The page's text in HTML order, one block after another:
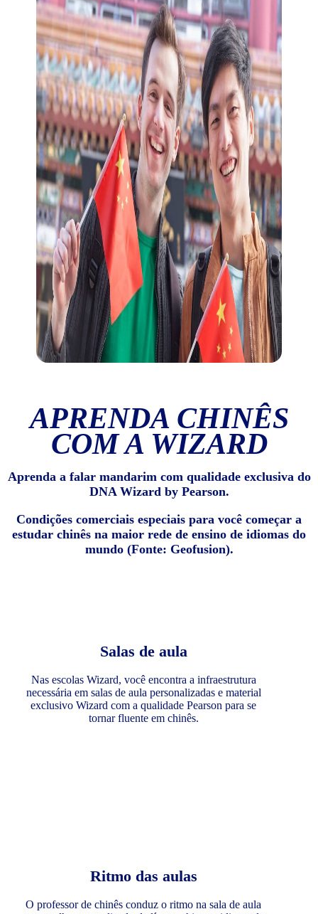
APRENDA CHINÊS
COM A WIZARD
Aprenda a falar mandarim com qualidade exclusiva do
DNA Wizard by Pearson.
Condições comerciais especiais para você começar a
estudar chinês na maior rede de ensino de idiomas do
mundo (Fonte: Geofusion).
Salas de aula
Nas escolas Wizard, você encontra a infraestrutura
necessária em salas de aula personalizadas e material
exclusivo Wizard com a qualidade Pearson para se
tornar fluente em chinês.
Ritmo das aulas
O professor de chinês conduz o ritmo na sala de aula